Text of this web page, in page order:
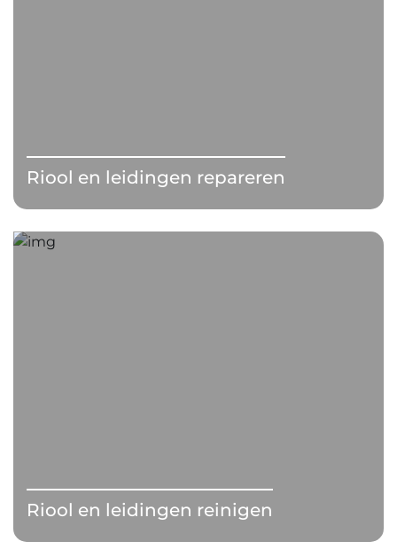
Riool en leidingen repareren
Riool en leidingen reinigen